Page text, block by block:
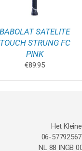
BABOLAT SATELITE
TOUCH STRUNG FC
PINK
€89.95
Het
06-
NL 88 INGB